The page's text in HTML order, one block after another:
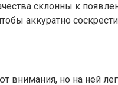
склонны к
аккуратно соскрести
но на ней